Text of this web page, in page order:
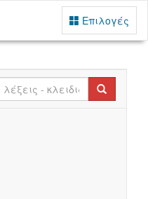
Επιλογές
Search